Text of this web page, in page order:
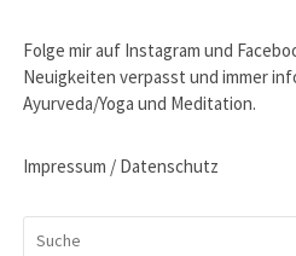
Folge mir auf Instagram und
Neuigkeiten verpasst und immer
Ayurveda/Yoga und Meditation.
Impressum / Datenschutz